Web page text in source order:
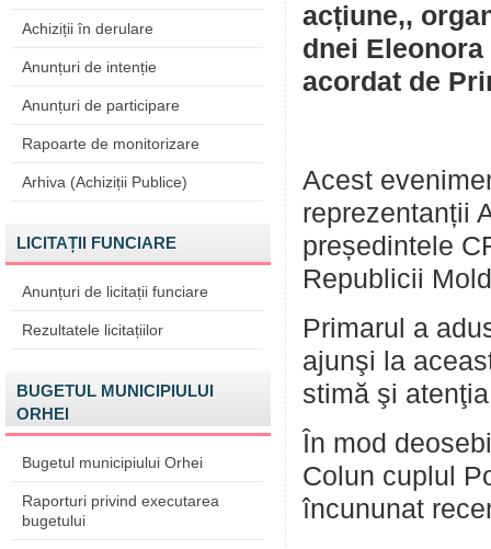
Achiziții în derulare
Anunțuri de intenție
Anunțuri de participare
Rapoarte de monitorizare
Arhiva (Achiziții Publice)
LICITAȚII FUNCIARE
Anunțuri de licitații funciare
Rezultatele licitațiilor
BUGETUL MUNICIPIULUI
ORHEI
Bugetul municipiului Orhei
Raporturi privind executarea
bugetului
acțiune,,
dnei
acordat de
Acest
reprezentanții
președintele
Republicii
Primarul a
ajunşi la
stimă şi
În mod
Colun cuplul
încununat